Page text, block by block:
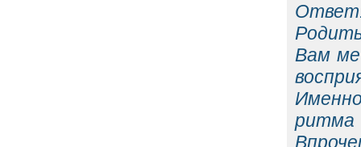
Вам
ритма